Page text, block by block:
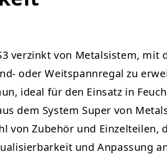
verzinkt von Metalsistem,
oder Weitspannregal zu
ideal für den Einsatz in
dem System Super von
von Zubehör und Einzelteilen,
und Anpassung